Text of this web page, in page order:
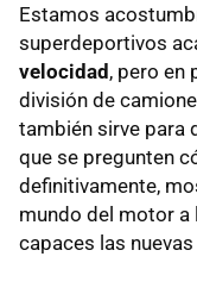
Estamos
superdeportivos
velocidad, pero en
división de
también sirve para
que se pregunten
definitivamente,
mundo del motor a
capaces las